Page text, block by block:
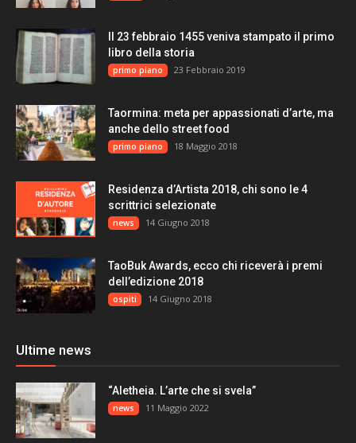
Il 23 febbraio 1455 veniva stampato il primo
libro della storia
primo piano 23 Febbraio 2019
Taormina: meta per appassionati d’arte, ma
anche dello street food
primo piano 18 Maggio 2018
Residenza d’Artista 2018, chi sono le 4
scrittrici selezionate
news 14 Giugno 2018
TaoBuk Awards, ecco chi riceverà i premi
dell’edizione 2018
ospiti 14 Giugno 2018
Ultime news
“Aletheia. L’arte che si svela”
news 11 Maggio 2022